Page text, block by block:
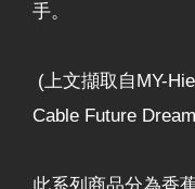
手。
(上文擷取自MY-
Cable Future